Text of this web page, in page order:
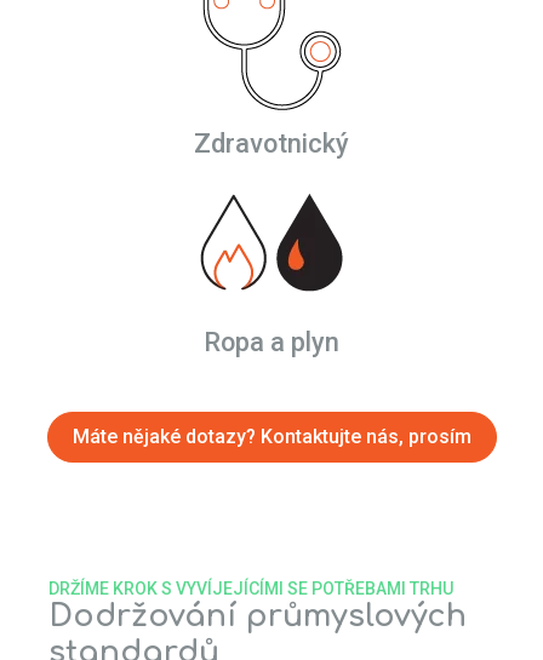
Zdravotnický
Ropa a plyn
Máte nějaké dotazy? Kontaktujte nás, prosím
Dodržování průmyslových
standardů
DRŽÍME KROK S VYVÍJEJÍCÍMI SE POTŘEBAMI TRHU